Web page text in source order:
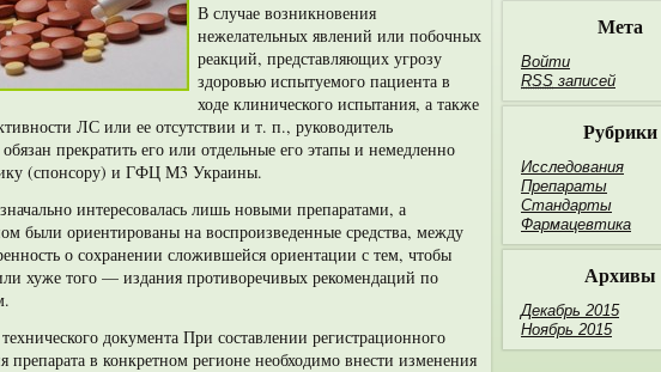
В случае возникновения
нежелательных явлений или побочных
реакций, представляющих угрозу
здоровью испытуемого пациента в
ходе клинического ис­пытания, а также
ЛС или ее отсутствии и т. п., руководитель
прекратить его или отдельные его этапы и немедленно
(спонсору) и ГФЦ М3 Украины.
интересовалась лишь новыми препара­тами, а
были ориентированы на воспроизведенные средства, между
о сохранении сложившейся ориентации с тем, чтобы
хуже того — издания про­тиворечивых рекомендаций по
документа При составлении регистрационного
препарата в конкретном регионе необходимо внести изменения
Мета
Войти
RSS записей
Рубрики
Исследования
Препараты
Стандарты
Фармацевтика
Архивы
Декабрь 2015
Ноябрь 2015